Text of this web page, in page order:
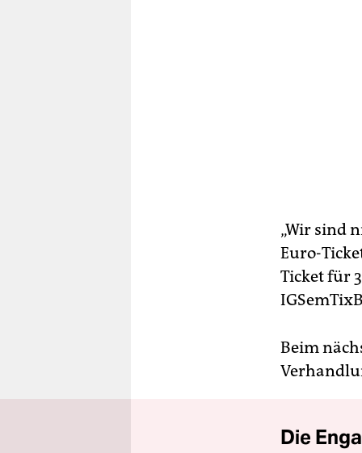
„Wir sind
Euro-
Ticket für
Beim
Die